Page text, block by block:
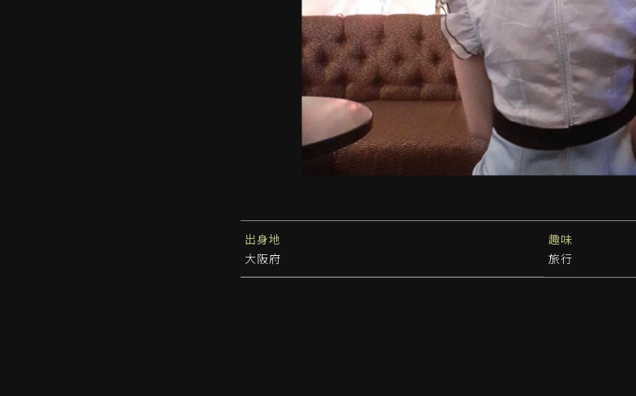
出身地
大阪府
趣味
旅行